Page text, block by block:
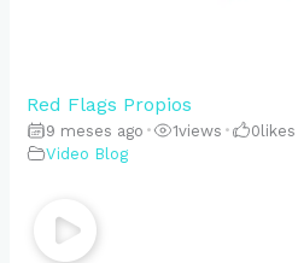
Red Flags Propios
9 meses ago • 1views • 0 likes
Video Blog